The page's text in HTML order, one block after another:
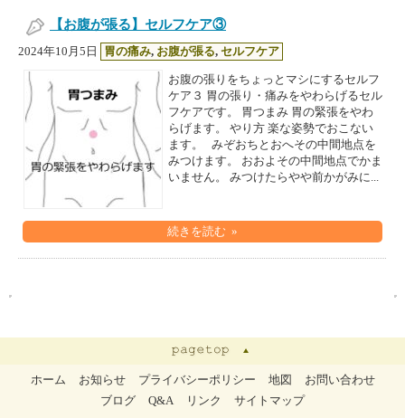
【お腹が張る】セルフケア③
2024年10月5日 胃の痛み, お腹が張る, セルフケア
お腹の張りをちょっとマシにするセルフ
ケア３ 胃の張り・痛みをやわらげるセル
フケアです。 胃つまみ 胃の緊張をやわ
らげます。 やり方 楽な姿勢でおこない
ます。 みぞおちとおへその中間地点を
みつけます。 おおよその中間地点でかま
いません。 みつけたらやや前かがみに...
続きを読む »
ホーム お知らせ プライバシーポリシー 地図
お問い合わせ
ブログ
Q&A リンク サイトマップ